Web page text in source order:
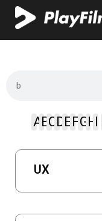
A BC D E FG HI
UX